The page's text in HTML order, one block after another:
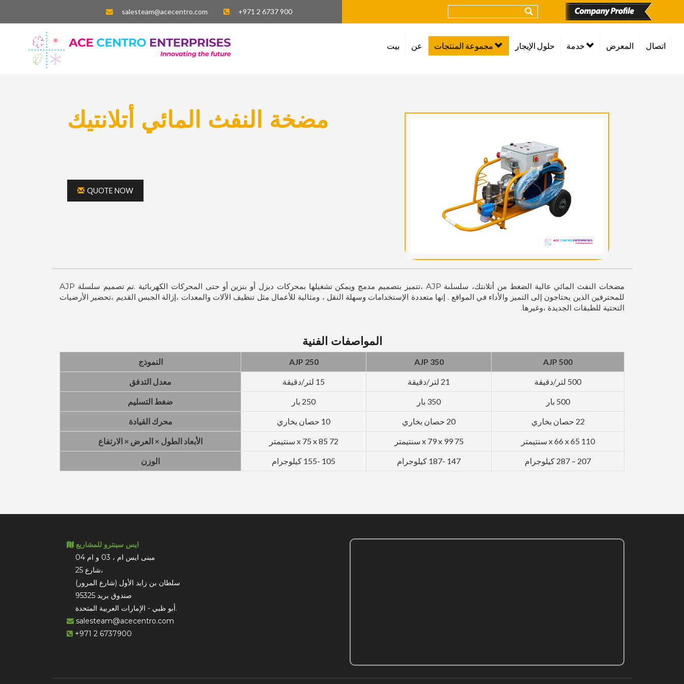
salesteam@acecentro.com +971 2 6737 900
بيت عن مجموعة المنتجات حلول الإيجار خدمة المعرض اتصال
مضخة النفث المائي أتلانتيك
QUOTE NOW
مضخات النفث المائي عالية الضغط من أتلانتك، سلسلىة AJP ،تتميز بتصميم مدمج ويمكن تشغيلها بمحركات ديزل أو بنزين أو حتى المحركات الكهربائية .تم تصميم سلسلة AJP
للمحترفين الذين يحتاجون إلى التميز والأداء في المواقع . إنها متعددة الإستخدامات وسهلة النقل ، ومثالية للأعمال مثل تنظيف الآلات والمعدات ،إزالة الجبس القديم ،تحضير الأرضيات
التحتية للطبقات الجديدة ،وغيرها.
المواصفات الفنية
النموذج AJP 250 AJP 350 AJP 500
معدل التدفق 15 لتر/دقيقة 21 لتر/دقيقة 500 لتر/دقيقة
ضغط التسليم 250 بار 350 بار 500 بار
محرك القيادة 10 حصان بخاري 20 حصان بخاري 22 حصان بخاري
الأبعاد الطول × العرض × الارتفاع 72 x 75 x 85 سنتيمتر 75 x 79 x 99 سنتيمتر 110 x 66 x 65 سنتيمتر
الوزن 105 -155 كيلوجرام 147 -187 كيلوجرام 207 – 287 كيلوجرام
ايس سينترو للمشاريع
مبنى ايس ام ، 03 و ام 04
شارع 25،
سلطان بن زايد الأول (شارع المرور)
صندوق بريد 95325
أبو ظبي - الإمارات العربية المتحدة.
salesteam@acecentro.com
+971 2 6737900